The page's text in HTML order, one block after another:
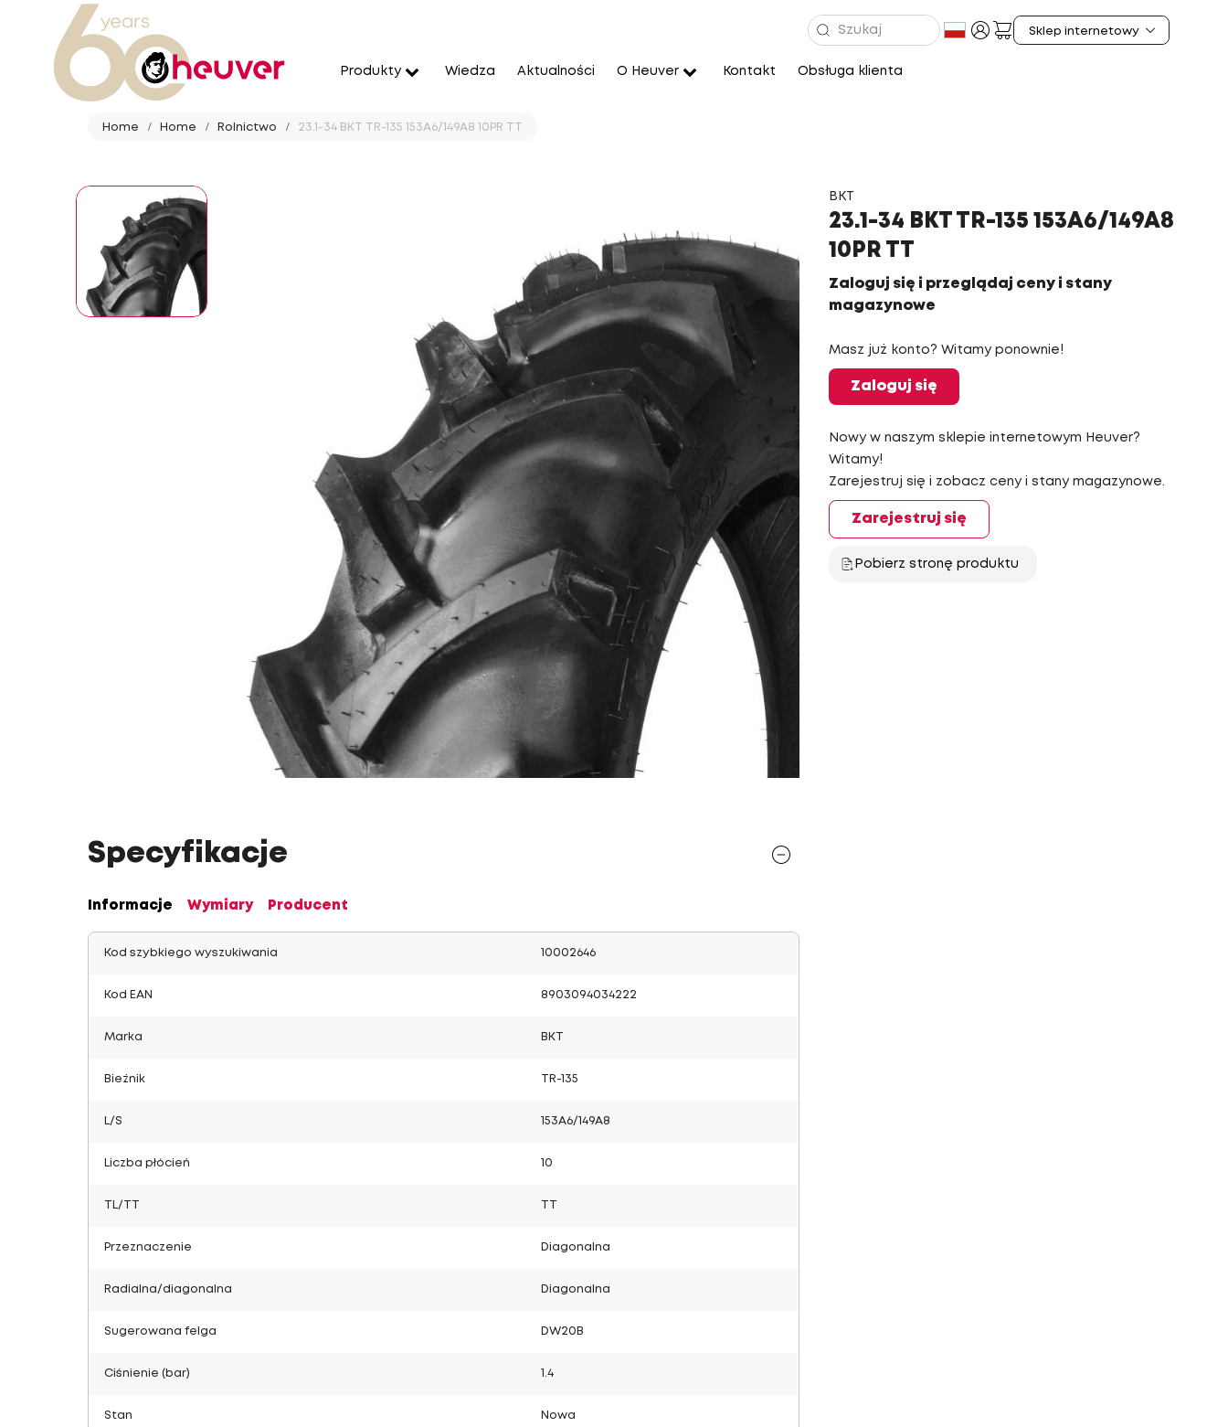
Produkty Wiedza Aktualności O Heuver Kontakt Obsługa klienta
Home Home Rolnictwo 23.1-34 BKT TR-135 153A6/149A8 10PR TT
BKT
23.1-34 BKT TR-135 153A6/149A8
10PR TT
Zaloguj się i przeglądaj ceny i stany
magazynowe
Masz już konto? Witamy ponownie!
Zaloguj się
Nowy w naszym sklepie internetowym Heuver?
Witamy!
Zarejestruj się i zobacz ceny i stany magazynowe.
Zarejestruj się
Pobierz stronę produktu
Specyfikacje
Informacje Wymiary Producent
Kod szybkiego wyszukiwania 10002646
Kod EAN 8903094034222
Marka BKT
Bieżnik TR-135
L/S 153A6/149A8
Liczba płócień 10
TL/TT
Przeznaczenie Diagonalna
Radialna/diagonalna Diagonalna
Sugerowana felga DW20B
Ciśnienie (bar) 1.4
Stan Nowa